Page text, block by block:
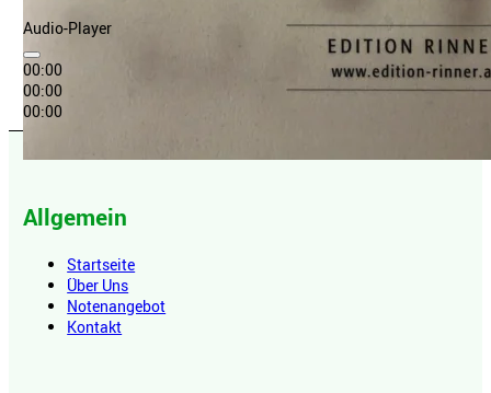
Audio-Player
00:00
00:00
00:00
Allgemein
Startseite
Über Uns
Notenangebot
Kontakt